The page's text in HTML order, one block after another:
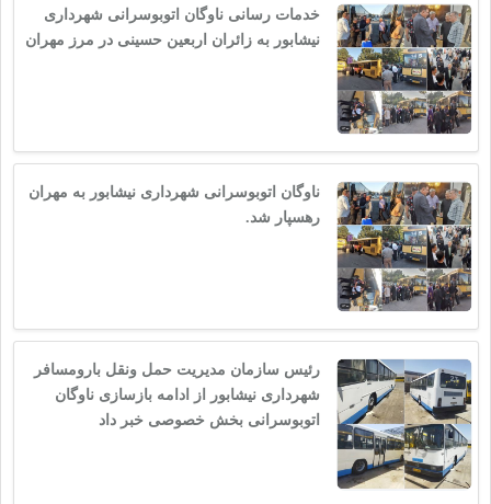
خدمات رسانی ناوگان اتوبوسرانی شهرداری
نیشابور به زائران اربعین حسینی در مرز مهران
ناوگان اتوبوسرانی شهرداری نیشابور به مهران
رهسپار شد.
رئیس سازمان مدیریت حمل ونقل بارومسافر
شهرداری نیشابور از ادامه بازسازى ناوگان
اتوبوسرانی بخش خصوصی خبر داد